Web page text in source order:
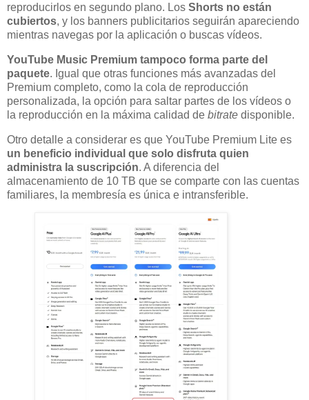
reproducirlos en segundo plano. Los Shorts no están
cubiertos, y los banners publicitarios seguirán apareciendo
mientras navegas por la aplicación o buscas vídeos.
YouTube Music Premium tampoco forma parte del
paquete. Igual que otras funciones más avanzadas del
Premium completo, como la cola de reproducción
personalizada, la opción para saltar partes de los vídeos o
la reproducción en la máxima calidad de bitrate disponible.
Otro detalle a considerar es que YouTube Premium Lite es
un beneficio individual que solo disfruta quien
administra la suscripción. A diferencia del
almacenamiento de 10 TB que se comparte con las cuentas
familiares, la membresía es única e intransferible.